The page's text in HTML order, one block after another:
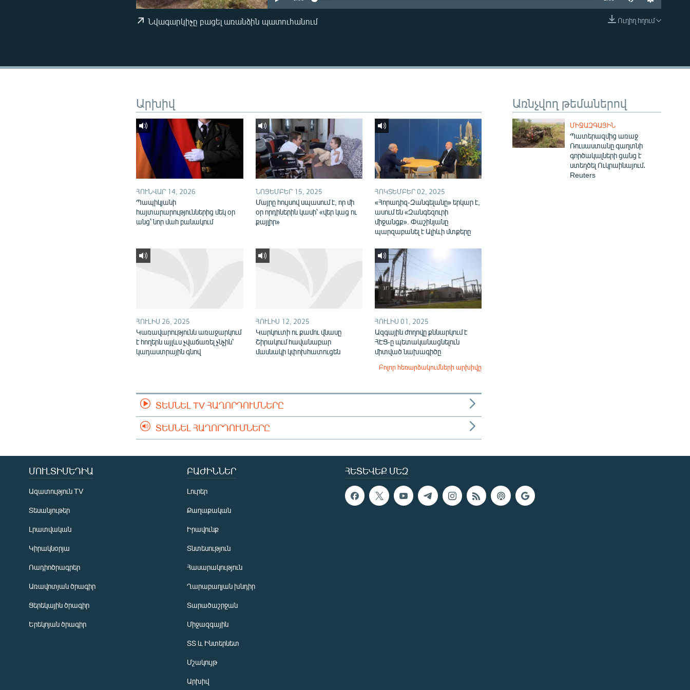
EMBED
Ուղիղ հղում
Նվագարկիչը բացել առանձին պատուհանում
Առնչվող թեմաներով
ՄԻՋԱԶԳԱՅԻՆ
Պատերազմից առաջ
Ռուսաստանը գաղտնի
գործակալների ցանց է
ստեղծել Ուկրաինայում․
Reuters
Արխիվ
ՀՈՒՆՎԱՐ 14, 2026
Պապիկյանի
հայտարարություններից մեկ օր
անց՝ նոր մահ բանակում
ՆՈՅԵՄԲԵՐ 15, 2025
Մայրը հույսով սպասում է, որ մի
օր որդիներին կասի՝ «վեր կաց ու
քայլիր»
ՀՈԿՏԵՄԲԵՐ 02, 2025
«Հորադիզ-Զանգելանը» երկար է,
ասում են «Զանգեզուրի
միջանցք». Փաշինյանը
պարզաբանել է Ալիևի մտքերը
ՀՈՒԼԻՍ 26, 2025
Կառավարությունն առաջարկում
է հողերն այլևս չվաճառել չնչին՝
կադաստրային գնով
ՀՈՒԼԻՍ 12, 2025
Կարկուտի ու քամու վնասը
Շիրակում հավանաբար
մասնակի կփոխհատուցեն
ՀՈՒԼԻՍ 01, 2025
Ազգային ժողովը քննարկում է
ՀԷՑ-ը պետականացնելուն
միտված նախագիծը
Բոլոր հեռարձակումների արխիվը
ՏԵՍՆԵԼ TV ՀԱՂՈՐԴՈՒՄՆԵՐԸ
ՏԵՍՆԵԼ ՀԱՂՈՐԴՈՒՄՆԵՐԸ
ՀԵՏԵՎԵՔ ՄԵԶ
ՄՈՒԼՏԻՄԵԴԻԱ
Ազատություն TV
Տեսանյութեր
Լրատվական
Կիրակնօրյա
Ռադիոծրագրեր
Առավոտյան ծրագիր
Ցերեկային ծրագիր
Երեկոյան ծրագիր
ԲԱԺԻՆՆԵՐ
Լուրեր
Քաղաքական
Իրավունք
Տնտեսություն
Հասարակություն
Ղարաբաղյան խնդիր
Տարածաշրջան
Միջազգային
ՏՏ և Ինտերնետ
Մշակույթ
Արխիվ